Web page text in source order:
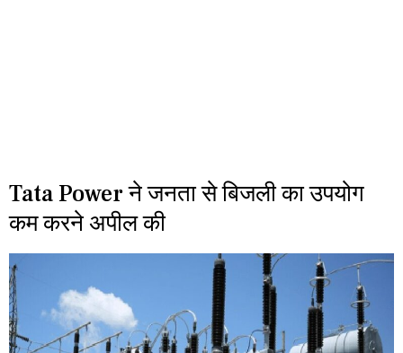
Tata Power ने जनता से बिजली का उपयोग
कम करने अपील की